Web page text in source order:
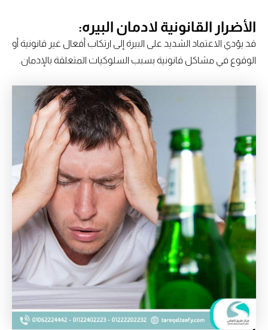
الأضرار القانونية لادمان البيره:
قد يؤدي الاعتماد الشديد على البيرة إلى ارتكاب أفعال غير قانونية أو
الوقوع في مشاكل قانونية بسبب السلوكيات المتعلقة بالإدمان.